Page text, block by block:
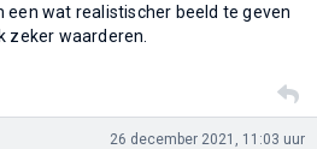
een wat realistischer beeld te geven
zeker waarderen.
26 december 2021, 11:03 uur